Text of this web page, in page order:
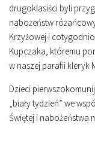
drugoklasiści byli
nabożeństw
Krzyżowej i
Kupczaka, któremu
w naszej parafii kleryk
Dzieci
„biały tydzień” we
Świętej i nabożeństwa